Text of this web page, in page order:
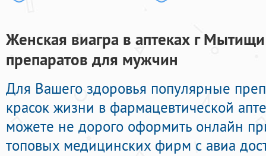
Женская виагра в аптеках г
препаратов для мужчин
Для Вашего здоровья популярные
красок жизни в фармацевтической
можете не дорого оформить онлайн
топовых медицинских фирм с авиа